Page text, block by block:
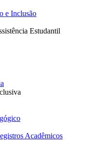
e Inclusão
Estudantil
Acadêmicos